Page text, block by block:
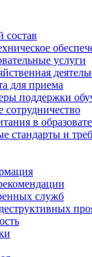
состав
услуги
для приема
поддержки
в
стандарты и
служб